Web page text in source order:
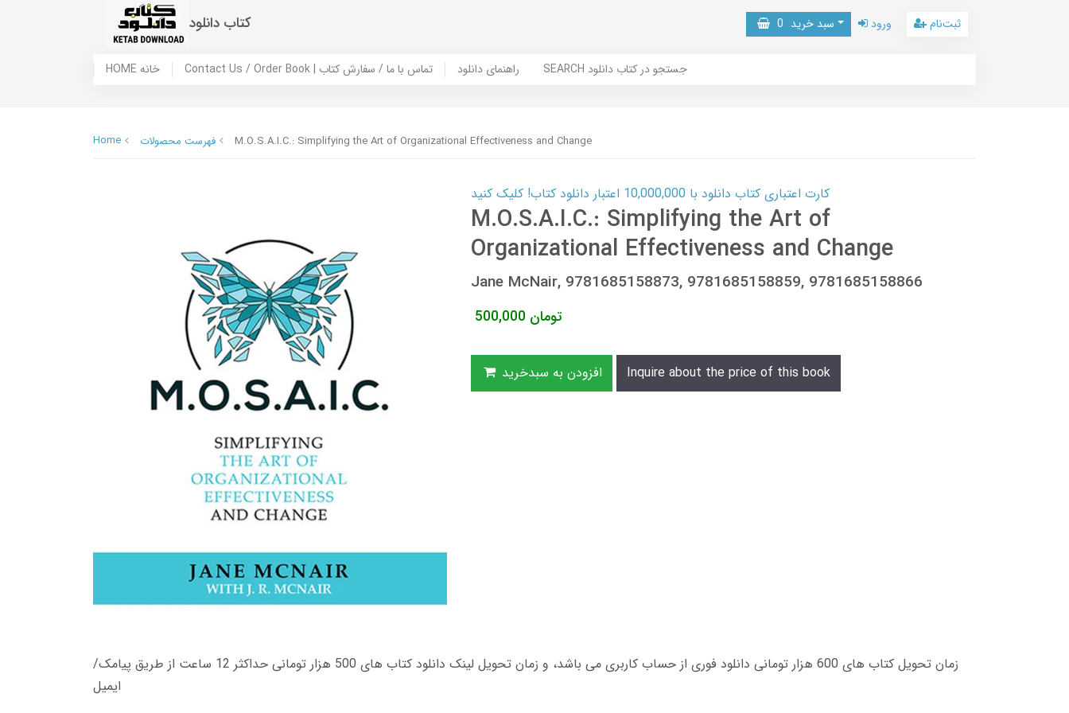
کتاب دانلود سبد خرید 0 ورود ثبت‌نام
HOME خانه Contact Us / Order Book | تماس با ما / سفارش کتاب راهنمای دانلود SEARCH جستجو در کتاب دانلود
Home فهرست محصولات M.O.S.A.I.C.: Simplifying the Art of Organizational Effectiveness and Change
کارت اعتباری کتاب دانلود با 10,000,000 اعتبار دانلود کتاب! کلیک کنید
M.O.S.A.I.C.: Simplifying the Art of
Organizational Effectiveness and Change
Jane McNair, 9781685158873, 9781685158859, 9781685158866
500,000 تومان
افزودن به سبدخرید Inquire about the price of this book
زمان تحویل کتاب های 600 هزار تومانی دانلود فوری از حساب کاربری می باشد، و زمان تحویل لینک دانلود کتاب های 500 هزار تومانی حداکثر 12 ساعت از طریق پیامک/
ایمیل